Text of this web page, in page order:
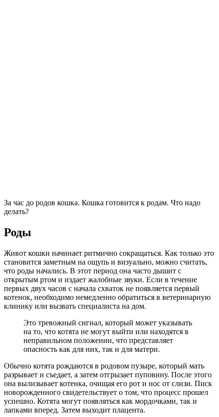
За час до родов кошка. Кошка готовится к родам. Что надо
делать?
Роды
Живот кошки начинает ритмично сокращаться. Как только это
становится заметным на ощупь и визуально, можно считать,
что роды начались. В этот период она часто дышит с
открытым ртом и издает жалобные звуки. Если в течение
первых двух часов с начала схваток не появляется первый
котенок, необходимо немедленно обратиться в ветеринарную
клинику или вызвать специалиста на дом.
Это тревожный сигнал, который может указывать
на то, что котята не могут выйти или находятся в
неправильном положении, что представляет
опасность как для них, так и для матери.
Обычно котята рождаются в родовом пузыре, который мать
разрывает и съедает, а затем отгрызает пуповину. После этого
она вылизывает котенка, очищая его рот и нос от слизи. Писк
новорожденного свидетельствует о том, что процесс прошел
успешно. Котята могут появляться как мордочками, так и
лапками вперед. Затем выходит плацента.